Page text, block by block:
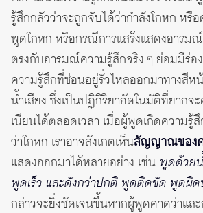
รู้สึกกลัวว่าจะถูกจับได้ว่ากำลังโกหก หรื
พูดโกหก หรือกรณีการแสร้งแสดงอารม
ตรงกับอารมณ์ความรู้สึกจริง ๆ ย่อมมีร่อ
ความรู้สึกที่ซ่อนอยู่รั่วไหลออกมาทางสีห
น้ำเสียง ซึ่งเป็นปฏิกิริยาอัตโนมัติที่ยากจ
เนียนได้ตลอดเวลา เมื่อผู้พูดเกิดความรู้
ว่าโกหก เราอาจสังเกตเห็นสัญญาณของ
แสดงออกมาได้หลายอย่าง เช่น พูดด้วย
พูดเร็ว และดังกว่าปกติ พูดติดขัด พูดผิด
กล่าวจะยิ่งชัดเจนขึ้นหากผู้พูดคาดว่าแล